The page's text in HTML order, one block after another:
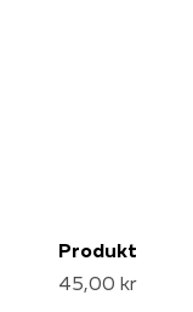
Produkt
45,00 kr